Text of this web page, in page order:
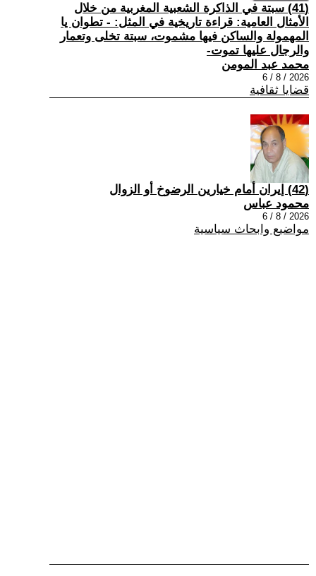
(41) سبتة في الذاكرة الشعبية المغربية من خلال
الأمثال العامية: قراءة تاريخية في المثل: - تطوان يا
المهمولة والساكن فيها مشموت، سبتة تخلى وتعمار
والرجال عليها تموت-
محمد عبد المومن
2026 / 8 / 6
قضايا ثقافية
(42) إيران أمام خيارين الرضوخ أو الزوال
محمود عباس
2026 / 8 / 6
مواضيع وابحاث سياسية